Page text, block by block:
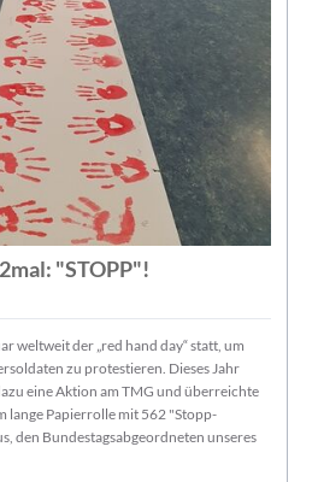
"STOPP"!
weltweit der „red hand day“ statt, um
zu protestieren. Dieses Jahr
eine Aktion am TMG und überreichte
lange Papierrolle mit 562 "Stopp-
den Bundestagsabgeordneten unseres